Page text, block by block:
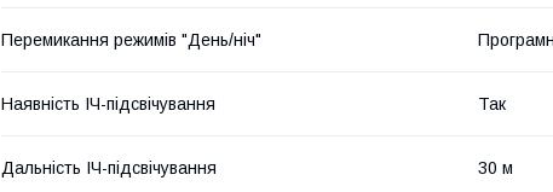
Перемикання режимів "День/ніч"
Наявність ІЧ-підсвічування Так
Дальність ІЧ-підсвічування 30 м